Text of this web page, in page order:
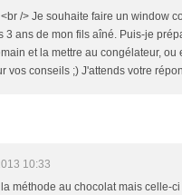
<br /> Je souhaite faire un window
3 ans de mon fils aîné. Puis-je
et la mettre au congélateur, ou
vos conseils ;) J'attends votre
10:33
méthode au chocolat mais celle-ci